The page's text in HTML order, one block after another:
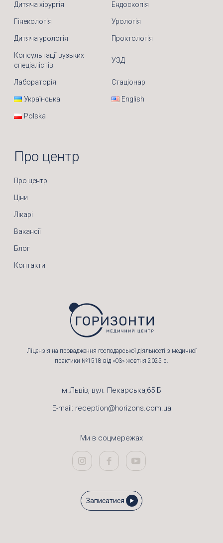
Дитяча хірургія Ендоскопія
Гінекологія Урологія
Дитяча урологія Проктологія
Консультації вузьких
спеціалістів
УЗД
Лабораторія Стаціонар
Українська English
Polska
Про центр
Про центр
Ціни
Лікарі
Вакансії
Блог
Контакти
Ліцензія на провадження господарської діяльності з медичної
практики №1518 від «03» жовтня 2025 р.
м.Львів, вул. Пекарська,65 Б
E-mail: reception@horizons.com.ua
Ми в соцмережах
Записатися